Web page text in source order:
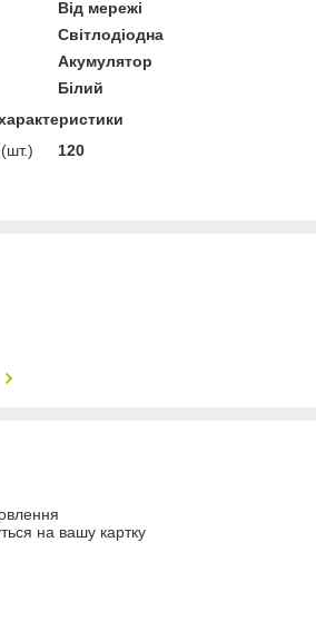
Від мережі
Світлодіодна
Акумулятор
Білий
(шт.)
120
на вашу картку